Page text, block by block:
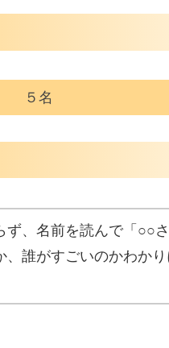
５名
ず、名前を読んで「○○
誰がすごいのかわか